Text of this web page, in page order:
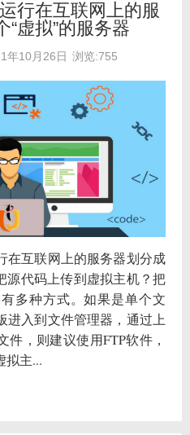
行在互联网上的服
“虚拟”的服务器
年10月26日 浏览:755
在互联网上的服务器划分成
源代码上传到虚拟主机？把
多种方式。如果是单个文
进入到文件管理器，通过上
，则建议使用FTP软件，
拟主...